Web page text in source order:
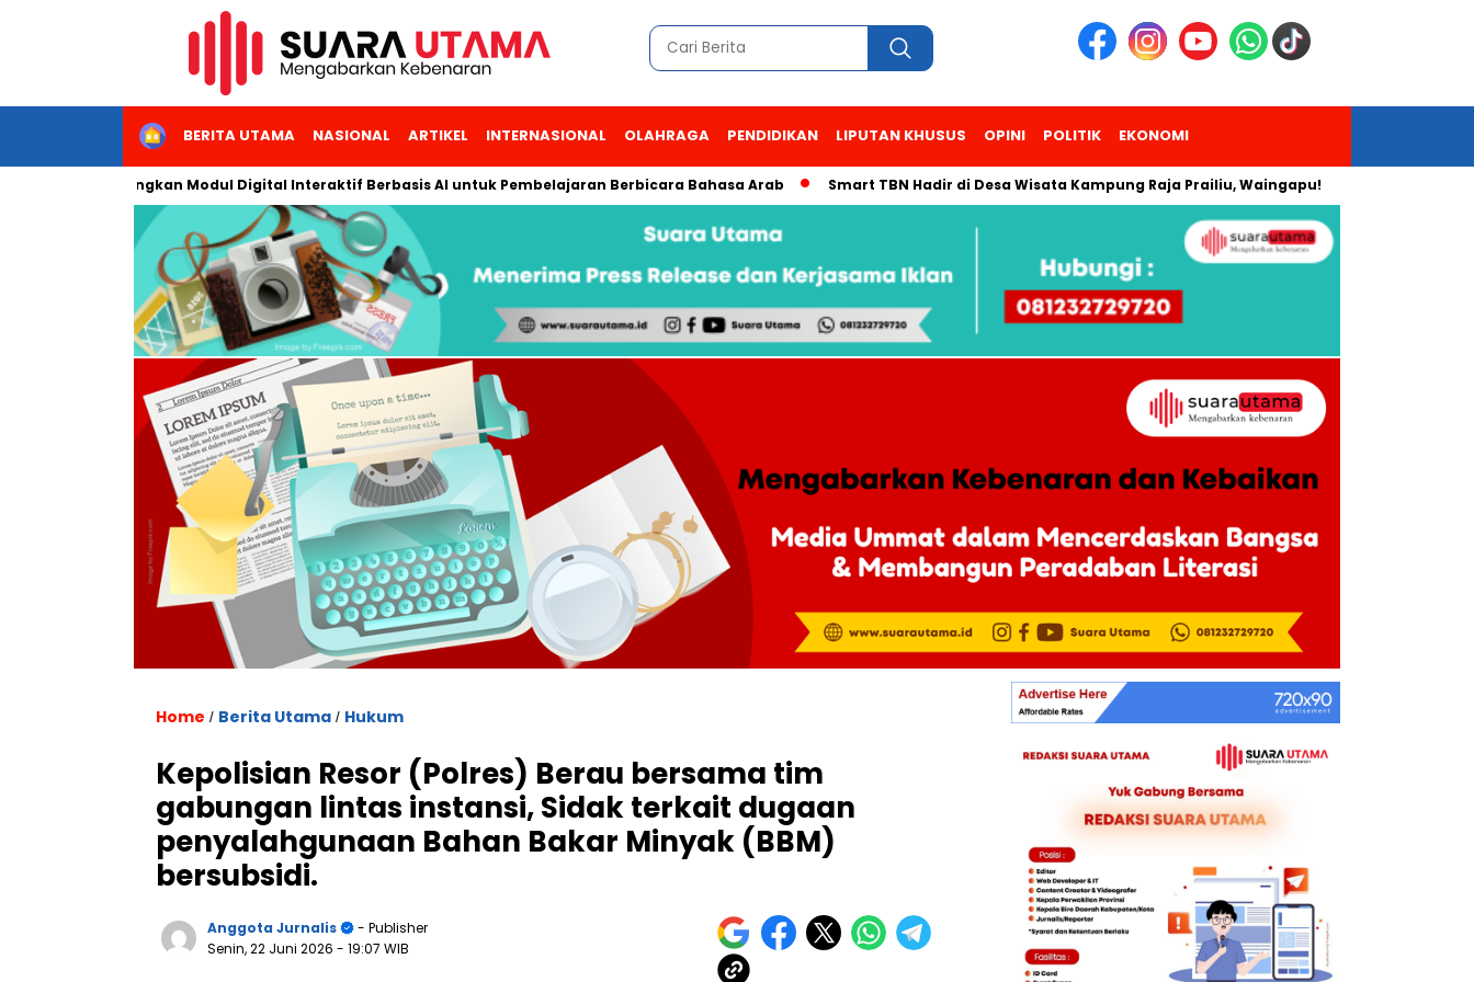
HOMEBERITA UTAMA NASIONAL ARTIKEL INTERNASIONAL OLAHRAGA PENDIDIKAN LIPUTAN KHUSUS OPINI POLITIK EKONOMI
Kembangkan Modul Digital Interaktif Berbasis AI untuk Pembelajaran Berbicara Bahasa Arab Smart TBN Hadir di Desa Wisata Kampung Raja Prailiu, Waingapu! Dua Pendaki Gunung
Home / Berita Utama / Hukum
Kepolisian Resor (Polres) Berau bersama tim
gabungan lintas instansi, Sidak terkait dugaan
penyalahgunaan Bahan Bakar Minyak (BBM)
bersubsidi.
Anggota Jurnalis
- Publisher
Senin, 22 Juni 2026 - 19:07 WIB